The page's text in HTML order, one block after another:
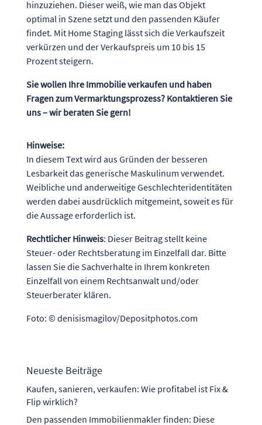
hinzuziehen. Dieser weiß, wie man das Objekt
optimal in Szene setzt und den passenden Käufer
findet. Mit Home Staging lässt sich die Verkaufszeit
verkürzen und der Verkaufspreis um 10 bis 15
Prozent steigern.
Sie wollen Ihre Immobilie verkaufen und haben
Fragen zum Vermarktungsprozess? Kontaktieren Sie
uns – wir beraten Sie gern!
Hinweise:
In diesem Text wird aus Gründen der besseren
Lesbarkeit das generische Maskulinum verwendet.
Weibliche und anderweitige Geschlechteridentitäten
werden dabei ausdrücklich mitgemeint, soweit es für
die Aussage erforderlich ist.
Rechtlicher Hinweis: Dieser Beitrag stellt keine
Steuer- oder Rechtsberatung im Einzelfall dar. Bitte
lassen Sie die Sachverhalte in Ihrem konkreten
Einzelfall von einem Rechtsanwalt und/oder
Steuerberater klären.
Foto: © denisismagilov/Depositphotos.com
Neueste Beiträge
Kaufen, sanieren, verkaufen: Wie profitabel ist Fix &
Flip wirklich?
Den passenden Immobilienmakler finden: Diese